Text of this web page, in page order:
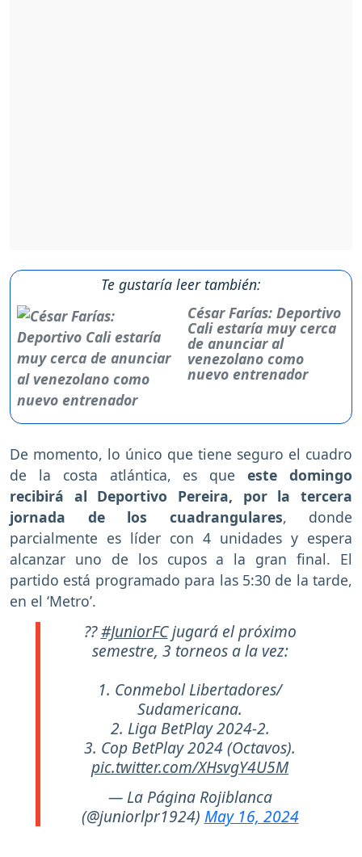
Te gustaría leer también:
César Farías: Deportivo
Cali estaría muy cerca
de anunciar al
venezolano como
nuevo entrenador
De momento, lo único que tiene seguro el cuadro
de la costa atlántica, es queeste domingo
recibirá al Deportivo Pereira, por la tercera
jornada de los cuadrangulares, donde
parcialmente es líder con 4 unidades y espera
alcanzar uno de los cupos a la gran final. El
partido está programado para las 5:30 de la tarde,
en el ‘Metro’.
??#JuniorFCjugará el próximo
semestre, 3 torneos a la vez:
1. Conmebol Libertadores/
Sudamericana.
2. Liga BetPlay 2024-2.
3. Cop BetPlay 2024 (Octavos).
pic.twitter.com/XHsvgY4U5M
— La Página Rojiblanca
(@juniorlpr1924) May 16, 2024